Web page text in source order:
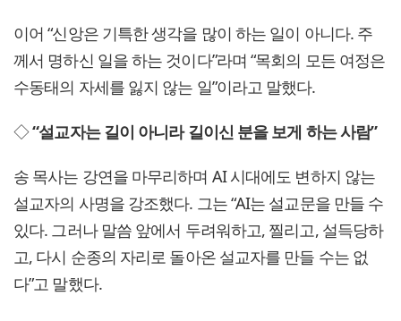
이어 “신앙은 기특한 생각을 많이 하는 일이 아니다. 주
께서 명하신 일을 하는 것이다”라며 “목회의 모든 여정은
수동태의 자세를 잃지 않는 일”이라고 말했다.
◇“설교자는 길이 아니라 길이신 분을 보게 하는 사람”
송 목사는 강연을 마무리하며 AI 시대에도 변하지 않는
설교자의 사명을 강조했다. 그는 “AI는 설교문을 만들 수
있다. 그러나 말씀 앞에서 두려워하고, 찔리고, 설득당하
고, 다시 순종의 자리로 돌아온 설교자를 만들 수는 없
다”고 말했다.